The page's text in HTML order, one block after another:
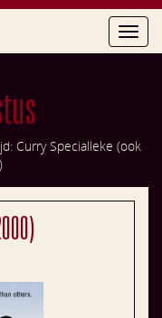
Curry Specialleke (ook